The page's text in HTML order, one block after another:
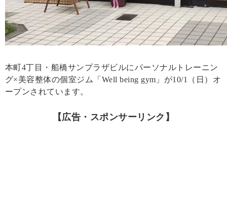
本町4丁目・船橋サンプラザビルにパーソナルトレーニン
グ×美容整体の個室ジム「Well being gym」が10/1（日）オ
ープンされています。
【広告・スポンサーリンク】